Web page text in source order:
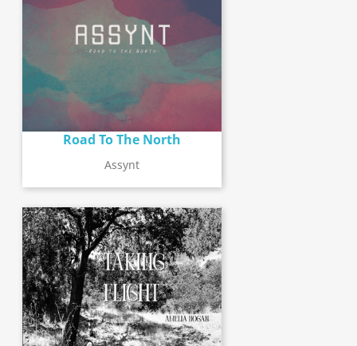
Road To The North
Assynt